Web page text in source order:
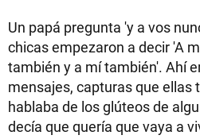
Un papá pregunta 'y a vos
chicas empezaron a decir 'A
también y a mí también'. Ahí
mensajes, capturas que ellas
hablaba de los glúteos de
decía que quería que vaya a